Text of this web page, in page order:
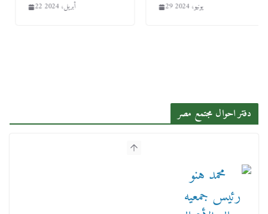
22 أبريل، 2024 29 يونيو، 2024
دفتر احوال مجتمع مصر